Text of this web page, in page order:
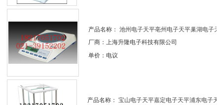
产品名称： 池州电子天平亳州电子天平巢湖电子天
厂商：上海升隆电子科技有限公司
单价：电议
产品名称： 宝山电子天平嘉定电子天平浦东电子天